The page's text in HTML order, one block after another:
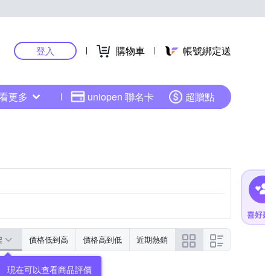
登入 購物車 帳號綁定送
更多 uniopen 聯名卡 超贈點
價格低到高 價格高到低 近期熱銷
現在可以查看商品評價